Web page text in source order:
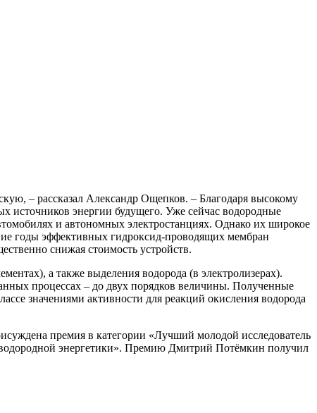
– рассказал Александр Ощепков. – Благодаря высокому
источников энергии будущего. Уже сейчас водородные
и автономных электростанциях. Однако их широкое
годы эффективных гидроксид-проводящих мембран
снижая стоимость устройств.
а также выделения водорода (в электролизерах).
процессах – до двух порядков величины. Полученные
значениями активности для реакций окисления водорода
премия в категории «Лучший молодой исследователь
водородной энергетики». Премию Дмитрий Потёмкин получил